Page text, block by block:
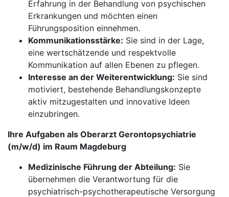
Erfahrung in der Behandlung von psychischen
Erkrankungen und möchten einen
Führungsposition einnehmen.
Kommunikationsstärke: Sie sind in der Lage,
eine wertschätzende und respektvolle
Kommunikation auf allen Ebenen zu pflegen.
Interesse an der Weiterentwicklung: Sie sind
motiviert, bestehende Behandlungskonzepte
aktiv mitzugestalten und innovative Ideen
einzubringen.
Ihre Aufgaben als Oberarzt Gerontopsychiatrie
(m/w/d) im Raum Magdeburg
Medizinische Führung der Abteilung: Sie
übernehmen die Verantwortung für die
psychiatrisch-psychotherapeutische Versorgung